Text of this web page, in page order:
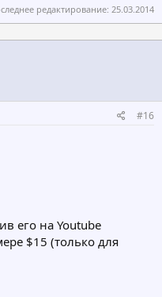
редактирование: 25.03.2014
#16
его на Youtube
$15 (только для